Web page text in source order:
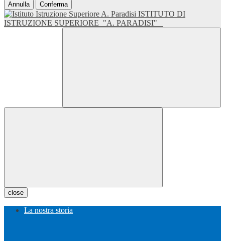
Annulla Conferma
ISTITUTO DI
ISTRUZIONE SUPERIORE "A. PARADISI"
close
La nostra storia